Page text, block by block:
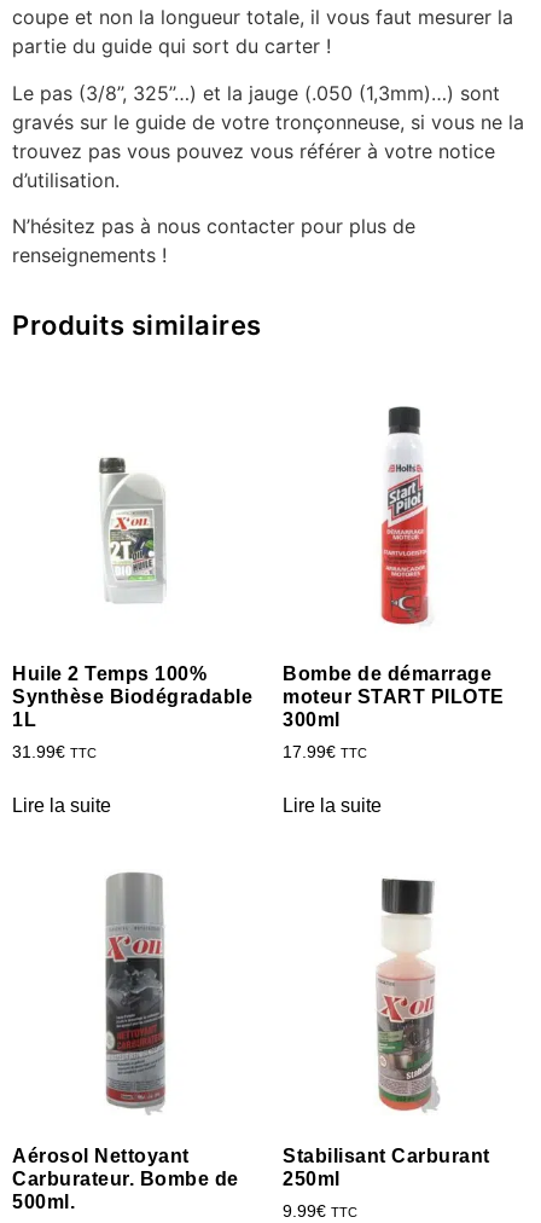
coupe et non la longueur totale, il vous faut mesurer la
partie du guide qui sort du carter !
Le pas (3/8’’, 325’’…) et la jauge (.050 (1,3mm)…) sont
gravés sur le guide de votre tronçonneuse, si vous ne la
trouvez pas vous pouvez vous référer à votre notice
d’utilisation.
N’hésitez pas à nous contacter pour plus de
renseignements !
Produits similaires
Huile 2 Temps 100%
Synthèse Biodégradable
1L
31.99€ TTC
Lire la suite
Bombe de démarrage
moteur START PILOTE
300ml
17.99€ TTC
Lire la suite
Aérosol Nettoyant
Carburateur. Bombe de
500ml.
Stabilisant Carburant
250ml
9.99€ TTC